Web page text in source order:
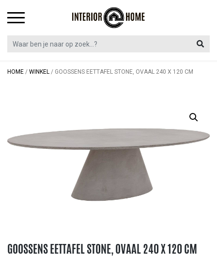
HOME / WINKEL / GOOSSENS EETTAFEL STONE, OVAAL 240 X 120 CM
GOOSSENS EETTAFEL STONE, OVAAL 240 X 120 CM